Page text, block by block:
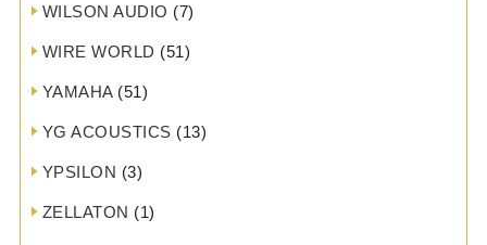
WILSON AUDIO (7)
WIRE WORLD (51)
YAMAHA(51)
YG ACOUSTICS (13)
YPSILON (3)
ZELLATON (1)